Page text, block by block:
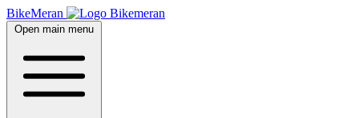
BikeMeran
Open main menu